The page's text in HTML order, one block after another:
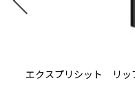
エクスプリシット リッ